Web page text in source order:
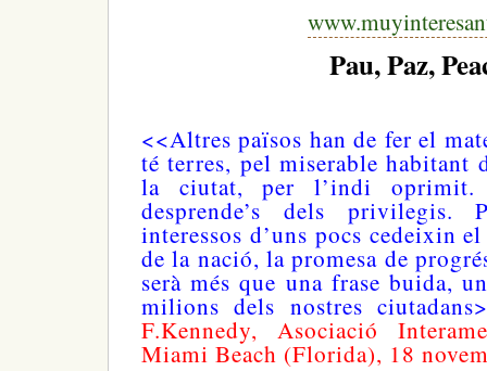
Pau, Paz,
<<Altres països han de fer el
té terres, pel miserable habitant
la ciutat, per l’indi
desprende’s dels
interessos d’uns pocs cedeixin
de la nació, la promesa de
serà més que una frase buida,
milions dels nostres
F.Kennedy, Asociació
Miami Beach (Florida), 18